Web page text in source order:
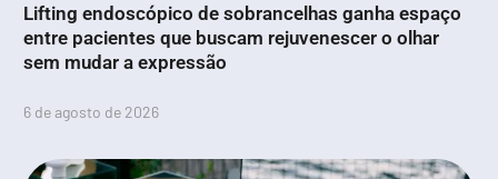
Lifting endoscópico de sobrancelhas ganha espaço
entre pacientes que buscam rejuvenescer o olhar
sem mudar a expressão
6 de agosto de 2026